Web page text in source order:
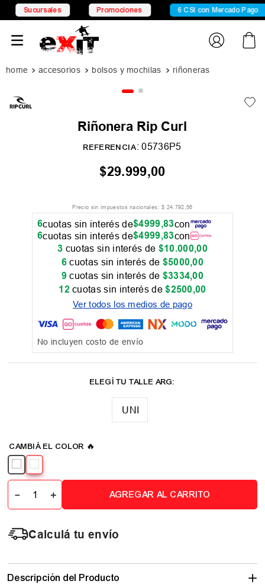
Sucursales Promociones 6 CSI con Mercado Pago
accesorios bolsos y mochilas riñoneras
Riñonera Rip Curl
REFERENCIA:05736P5
$29.999,00
Precio sin impuestos nacionales: $ 24.792,56
6cuotas sin interés de$4999,83con
6cuotas sin interés de$4999,83con
3 cuotas sin interés de $10.000,00
6 cuotas sin interés de $5000,00
9 cuotas sin interés de $3334,00
12 cuotas sin interés de$2500,00
Ver todos los medios de pago
No incluyen costo de envío
UNI
＋
－ AGREGAR AL CARRITO
Calculá tu envío
Descripción del Producto